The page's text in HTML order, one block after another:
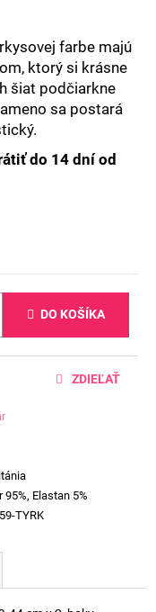
farbe majú
ktorý si krásne
šiat podčiarkne
sa postará
do 14 dní od
DO KOŠÍKA
95%, Elastan 5%
TYRK
ZDIEĽAŤ